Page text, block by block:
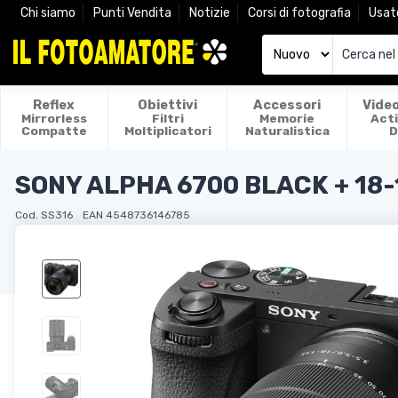
Chi siamo Punti Vendita Notizie Corsi di fotografia
Reflex
Mirrorless
Compatte
Obiettivi
Filtri
Moltiplicatori
Accessori
Memorie
Naturalistica
SONY ALPHA 6700 BLACK +
Cod. SS316 EAN 4548736146785